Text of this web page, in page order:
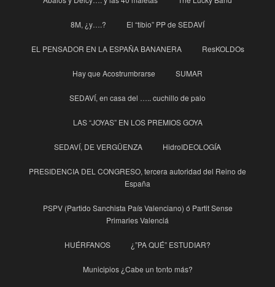
8M, ¿y….? El “tibio” PP de SEDAVÍ
EL PENSADOR EN LA ESPAÑA BANANERA ResKOLDOs
Hay que Acostrumbrarse SUMAR
SEDAVÍ, en casa del ….. cuchillo de palo
LAS “JOYAS” EN LOS PREMIOS GOYA
SEDAVÍ, DE VERGÜENZA HidroIDEOLOGÍA
PRESIDENCIA DEL CONGRESO, tercera autoridad del Reino de
España
PSPV (Partido Sanchista País Valenciano) ó Partit Sense
Primaries Valenciá
HUÉRFANOS ¿”PA QUÉ” ESTUDIAR?
Municipios ¿Cabe un tonto más?